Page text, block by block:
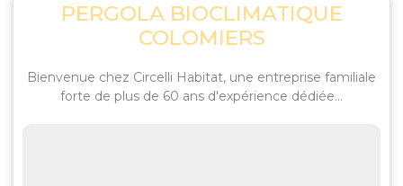
PERGOLA BIOCLIMATIQUE
COLOMIERS
Bienvenue chez Circelli Habitat, une entreprise familiale
forte de plus de 60 ans d'expérience dédiée...